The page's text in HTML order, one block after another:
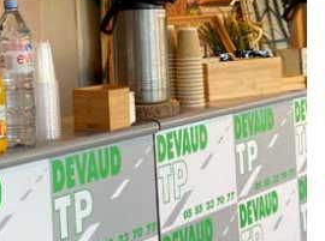
rugby
» modulables selon vos envies.
plus